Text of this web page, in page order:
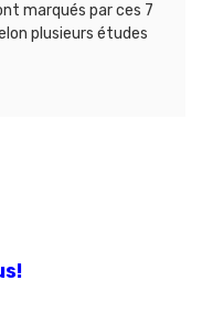
marqués par ces 7
plusieurs études